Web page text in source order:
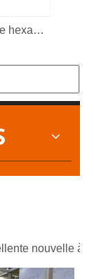
Tige hexagonale de mélangeur à palette de ciment
nouvelle à